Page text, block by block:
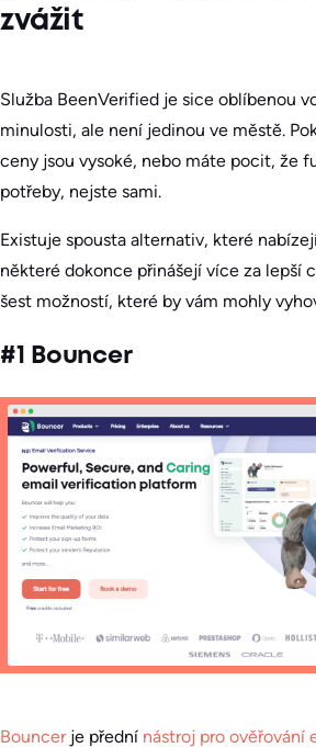
zvážit
Služba BeenVerified je sice oblíbenou
minulosti, ale není jedinou ve městě.
ceny jsou vysoké, nebo máte pocit, že
potřeby, nejste sami.
Existuje spousta alternativ, které
některé dokonce přinášejí více za lepší
šest možností, které by vám mohly
#1 Bouncer
Bouncerje přední nástroj pro ověřování